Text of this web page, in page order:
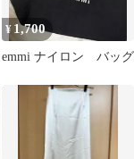
¥ 1,700
emmi ナイロン バッグ